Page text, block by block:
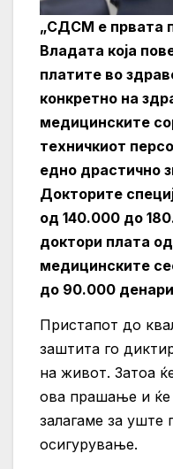
„СДСМ е првата
Владата која
платите во
конкретно на
медицинските
техничкиот
едно драстично
Докторите
од 140.000 до
доктори плата
медицинските
до 90.000
Пристапот до
заштита го
на живот. Затоа
ова прашање и
залагаме за
осигурување.